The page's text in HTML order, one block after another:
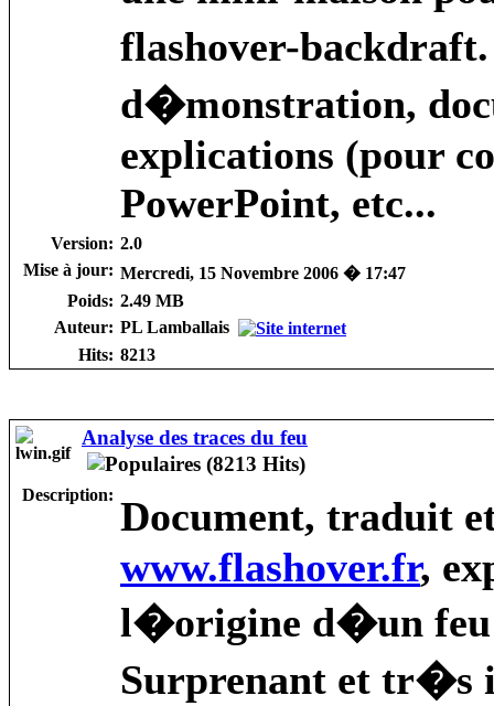
flashover-
d�monstration,
explications (pour
PowerPoint, etc...
Version: 2.0
Mise à jour: Mercredi, 15 Novembre 2006 � 17:47
Poids: 2.49 MB
Auteur: PL Lamballais
Hits: 8213
Analyse des traces du feu
Description: Document, traduit
www.flashover.fr,
l�origine d�un feu
Surprenant et tr�s